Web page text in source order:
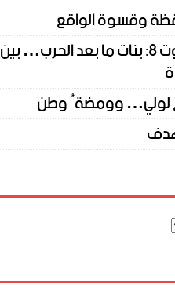
وقسوة الواقع
من داخل البيوت 8: بنات ما بعد الحرب… بين
لولي… وومضةٌ وطن